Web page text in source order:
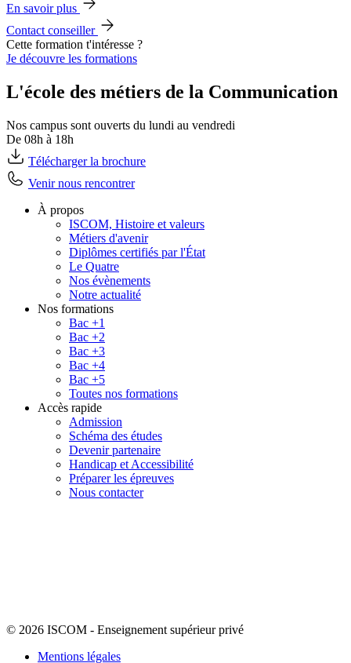
En savoir plus
Contact conseiller
Cette formation t'intéresse ?
Je découvre les formations
L'école des métiers de la Communication
Nos campus sont ouverts du lundi au vendredi
De 08h à 18h
Télécharger la brochure
Venir nous rencontrer
À propos
ISCOM, Histoire et valeurs
Métiers d'avenir
Diplômes certifiés par l'État
Le Quatre
Nos évènements
Notre actualité
Nos formations
Bac +1
Bac +2
Bac +3
Bac +4
Bac +5
Toutes nos formations
Accès rapide
Admission
Schéma des études
Devenir partenaire
Handicap et Accessibilité
Préparer les épreuves
Nous contacter
© 2026 ISCOM - Enseignement supérieur privé
Mentions légales